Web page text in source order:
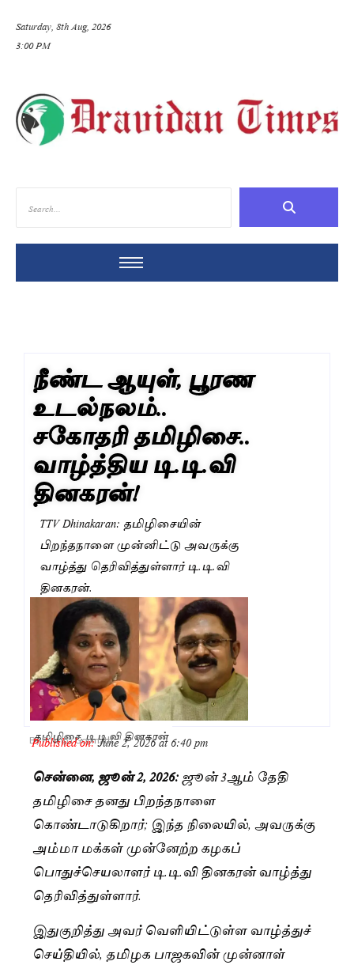
Saturday, 8th Aug, 2026
3:00 PM
நீண்ட ஆயுள், பூரண
உடல்நலம்..
சகோதரி தமிழிசை..
வாழ்த்திய டி.டி.வி
தினகரன்!
TTV Dhinakaran: தமிழிசையின்
பிறந்தநாளை முன்னிட்டு அவருக்கு
வாழ்த்து தெரிவித்துள்ளார் டி.டி.வி
தினகரன்.
தமிழிசை, டி.டி.வி தினகரன்
ByPushpa Gopinath
Published on:June 2, 2026 at 6:40 pm
சென்னை, ஜூன் 2, 2026:ஜூன் 3ஆம் தேதி
தமிழிசை தனது பிறந்தநாளை
கொண்டாடுகிறார்; இந்த நிலையில், அவருக்கு
அம்மா மக்கள் முன்னேற்ற கழகப்
பொதுச்செயலாளர் டி.டி.வி தினகரன் வாழ்த்து
தெரிவித்துள்ளார்.
இதுகுறித்து அவர் வெளியிட்டுள்ள வாழ்த்துச்
செய்தியில், தமிழக பாஜகவின் முன்னாள்